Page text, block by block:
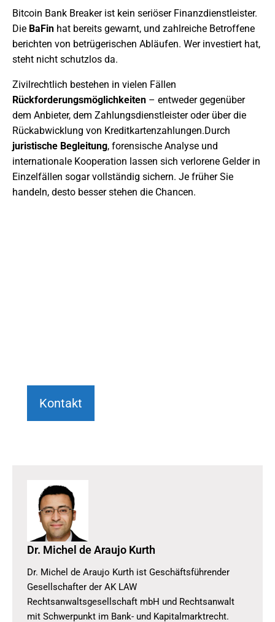
Bitcoin Bank Breaker ist kein seriöser Finanzdienstleister.
Die BaFin hat bereits gewarnt, und zahlreiche Betroffene
berichten von betrügerischen Abläufen. Wer investiert hat,
steht nicht schutzlos da.
Zivilrechtlich bestehen in vielen Fällen
Rückforderungsmöglichkeiten – entweder gegenüber
dem Anbieter, dem Zahlungsdienstleister oder über die
Rückabwicklung von Kreditkartenzahlungen.Durch
juristische Begleitung, forensische Analyse und
internationale Kooperation lassen sich verlorene Gelder in
Einzelfällen sogar vollständig sichern. Je früher Sie
handeln, desto besser stehen die Chancen.
Kontakt
Dr. Michel de Araujo Kurth
Dr. Michel de Araujo Kurth ist Geschäftsführender
Gesellschafter der AK LAW
Rechtsanwaltsgesellschaft mbH und Rechtsanwalt
mit Schwerpunkt im Bank- und Kapitalmarktrecht.